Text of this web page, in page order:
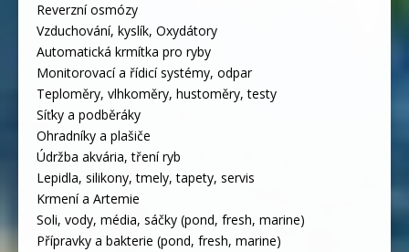
Reverzní osmózy
Vzduchování, kyslík, Oxydátory
Automatická krmítka pro ryby
Monitorovací a řídicí systémy, odpar
Teploměry, vlhkoměry, hustoměry, testy
Síťky a podběráky
Ohradníky a plašiče
Údržba akvária, tření ryb
Lepidla, silikony, tmely, tapety, servis
Krmení a Artemie
Soli, vody, média, sáčky (pond, fresh, marine)
Přípravky a bakterie (pond, fresh, marine)